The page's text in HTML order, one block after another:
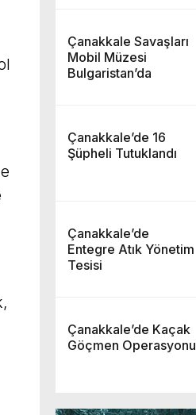
Çanakkale Savaşları
Mobil Müzesi
Bulgaristan’da
Çanakkale’de 16
Şüpheli Tutuklandı
Çanakkale’de
Entegre Atık Yönetim
Tesisi
Çanakkale’de Kaçak
Göçmen Operasyonu